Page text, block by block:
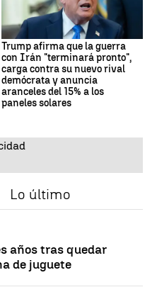
Trump afirma que la guerra
con Irán "terminará pronto",
carga contra su nuevo rival
demócrata y anuncia
aranceles del 15% a los
paneles solares
Lo último
años tras quedar
de juguete